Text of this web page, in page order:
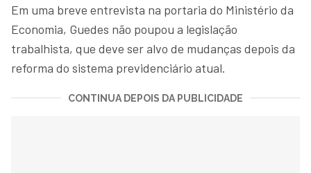
Em uma breve entrevista na portaria do Ministério da
Economia, Guedes não poupou a legislação
trabalhista, que deve ser alvo de mudanças depois da
reforma do sistema previdenciário atual.
CONTINUA DEPOIS DA PUBLICIDADE